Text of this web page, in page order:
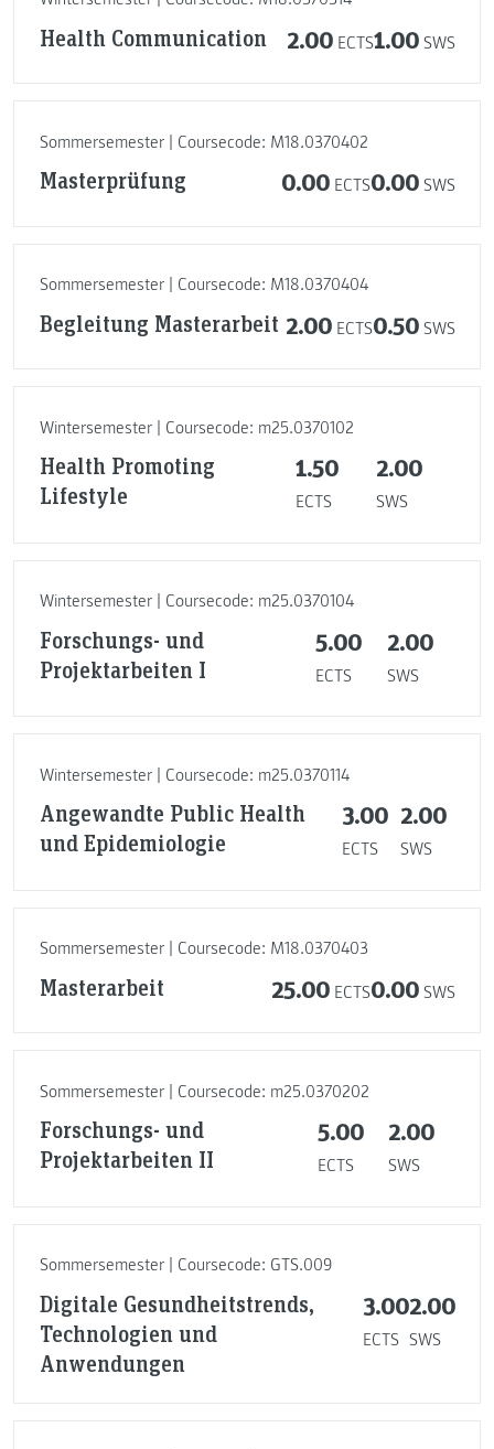
Health Communication 2.00 ECTS1.00 SWS
Sommersemester | Coursecode: M18.0370402
Masterprüfung 0.00 ECTS0.00 SWS
Sommersemester | Coursecode: M18.0370404
Begleitung Masterarbeit 2.00 ECTS0.50 SWS
Wintersemester | Coursecode: m25.0370102
Health Promoting
Lifestyle
1.50
ECTS
2.00
SWS
Wintersemester | Coursecode: m25.0370104
Forschungs- und
Projektarbeiten I
5.00
ECTS
2.00
SWS
Wintersemester | Coursecode: m25.0370114
Angewandte Public Health
und Epidemiologie
3.00
ECTS
2.00
SWS
Sommersemester | Coursecode: M18.0370403
Masterarbeit 25.00 ECTS0.00 SWS
Sommersemester | Coursecode: m25.0370202
Forschungs- und
Projektarbeiten II
5.00
ECTS
2.00
SWS
Sommersemester | Coursecode: GTS.009
Digitale Gesundheitstrends,
Technologien und
Anwendungen
3.00
ECTS
2.00
SWS